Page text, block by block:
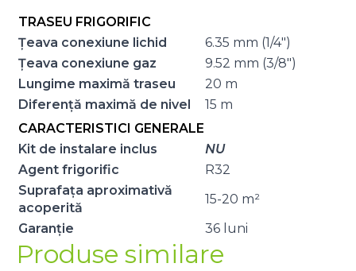
TRASEU FRIGORIFIC
Țeava conexiune lichid
6.35 mm (1/4″)
Țeava conexiune gaz
9.52 mm (3/8″)
Lungime maximă traseu
20 m
Diferență maximă de nivel
15 m
CARACTERISTICI GENERALE
Kit de instalare inclus
NU
Agent frigorific
R32
Suprafața aproximativă
acoperită
15-20 m²
Garanție
36 luni
Produse similare